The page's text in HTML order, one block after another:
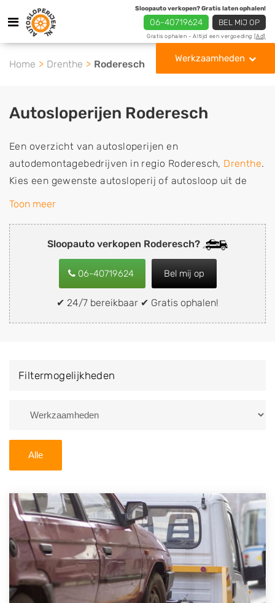
Sloopauto verkopen? Gratis laten ophalen!
06-40719624 BEL MIJ OP
Gratis ophalen - Altijd een vergoeding [Ad]
Werkzaamheden
Home Drenthe Roderesch
Sloopauto verkopen Roderesch?
06-40719624 Bel mij op
✔ 24/7 bereikbaar ✔ Gratis ophalen!
Autosloperijen Roderesch
Een overzicht van autosloperijen en
autodemontagebedrijven in regio Roderesch, Drenthe.
Kies een gewenste autosloperij of autosloop uit de
lijst die gespecialiseerd is in de verkoop van
de inkoop van sloopauto's, schadeauto's en
tweedehands auto's (ook zonder apk keuring). Wilt u
uw auto, camper, vrachtwagen, motor of brommobiel
snel en eenvoudig verkopen aan een
demontagebedrijf in de buurt, deze zelf wegbrengen
naar de sloop of deze liever laten ophalen op een
van Roderesch en ontvang een vergoeding voor uw
Zoekt u liever naar een sloperij in een andere plaats of
U kunt er ook voor kiezen om direct uw sloopauto te
verkopen en op te laten halen door de Sloopauto
Ophaaldienst van Autosloperijen.nl. Wij kunnen uw
auto gratis ophalen in Roderesch. Neem telefonisch
contact op of maak een terugbelafspraak. Wilt u
direct een tweedehands auto onderdelen offerte
aanvragen? Dat kan via de Onderdelenlijn! Vul uw
Toon meer
Filtermogelijkheden
Alle